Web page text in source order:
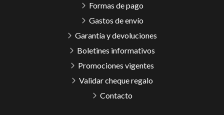
Formas de pago
Gastos de envío
Garantía y devoluciones
Boletines informativos
Promociones vigentes
Validar cheque regalo
Contacto